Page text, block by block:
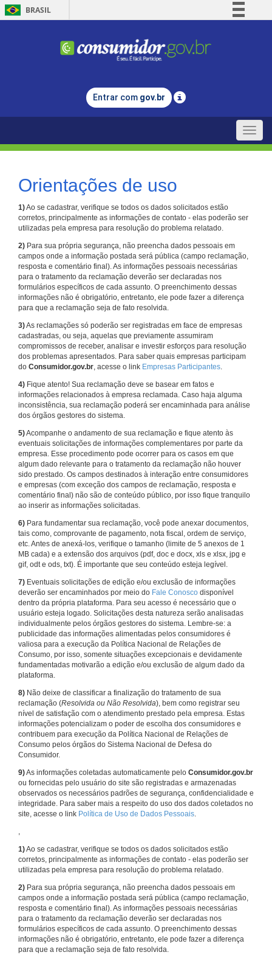
BRASIL
Comunica BR
Legislação
Entrar com gov.br
Toggle
Orientações de uso
1)Ao se cadastrar, verifique se todos os dados solicitados estão
corretos, principalmente as informações de contato - elas poderão ser
utilizadas pela empresa para resolução do problema relatado.
2) Para sua própria segurança, não preencha dados pessoais em
campos onde a informação postada será pública (campo reclamação,
resposta e comentário final). As informações pessoais necessárias
para o tratamento da reclamação deverão ser declaradas nos
formulários específicos de cada assunto. O preenchimento dessas
informações não é obrigatório, entretanto, ele pode fazer a diferença
para que a reclamação seja de fato resolvida.
3)As reclamações só poderão ser registradas em face de empresas
cadastradas, ou seja, aquelas que previamente assumiram
compromissos de receber, analisar e investir esforços para resolução
dos problemas apresentados. Para saber quais empresas participam
do Consumidor.gov.br, acesse o link Empresas Participantes.
4) Fique atento! Sua reclamação deve se basear em fatos e
informações relacionados à empresa reclamada. Caso haja alguma
inconsistência, sua reclamação poderá ser encaminhada para análise
dos órgãos gestores do sistema.
5)Acompanhe o andamento de sua reclamação e fique atento às
eventuais solicitações de informações complementares por parte da
empresa. Esse procedimento pode ocorrer para os casos em que
algum dado relevante para o tratamento da reclamação não houver
sido prestado. Os campos destinados à interação entre consumidores
e empresas (com exceção dos campos de reclamação, resposta e
comentário final) não são de conteúdo público, por isso fique tranquilo
ao inserir as informações solicitadas.
6) Para fundamentar sua reclamação, você pode anexar documentos,
tais como, comprovante de pagamento, nota fiscal, ordem de serviço,
etc. Antes de anexá-los, verifique o tamanho (limite de 5 anexos de 1
MB cada) e a extensão dos arquivos (pdf, doc e docx, xls e xlsx, jpg e
gif, odt e ods, txt). É importante que seu conteúdo esteja legível.
7) Eventuais solicitações de edição e/ou exclusão de informações
deverão ser encaminhados por meio do Fale Conosco disponível
dentro da própria plataforma. Para seu acesso é necessário que o
usuário esteja logado. Solicitações desta natureza serão analisadas
individualmente pelos órgãos gestores do sistema. Lembre-se: a
publicidade das informações alimentadas pelos consumidores é
valiosa para a execução da Política Nacional de Relações de
Consumo, por isso, somente situações excepcionais e devidamente
fundamentadas motivarão a edição e/ou exclusão de algum dado da
plataforma.
8) Não deixe de classificar a finalização do tratamento de sua
reclamação (Resolvida ou Não Resolvida), bem como registrar seu
nível de satisfação com o atendimento prestado pela empresa. Estas
informações potencializam o poder de escolha dos consumidores e
contribuem para execução da Política Nacional de Relações de
Consumo pelos órgãos do Sistema Nacional de Defesa do
Consumidor.
9)As informações coletadas automaticamente pelo Consumidor.gov.br
ou fornecidas pelo usuário do site são registradas e armazenadas
observados os necessários padrões de segurança, confidencialidade e
integridade. Para saber mais a respeito do uso dos dados coletados no
site, acesse o link Política de Uso de Dados Pessoais.
,
1)Ao se cadastrar, verifique se todos os dados solicitados estão
corretos, principalmente as informações de contato - elas poderão ser
utilizadas pela empresa para resolução do problema relatado.
2) Para sua própria segurança, não preencha dados pessoais em
campos onde a informação postada será pública (campo reclamação,
resposta e comentário final). As informações pessoais necessárias
para o tratamento da reclamação deverão ser declaradas nos
formulários específicos de cada assunto. O preenchimento dessas
informações não é obrigatório, entretanto, ele pode fazer a diferença
para que a reclamação seja de fato resolvida.